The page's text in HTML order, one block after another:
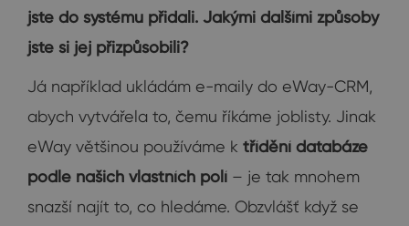
jste do systému přidali. Jakými dalšími způsoby
jste si jej přizpůsobili?
Já například ukládám e-maily do eWay-CRM,
abych vytvářela to, čemu říkáme joblisty. Jinak
eWay většinou používáme k třídění databáze
podle našich vlastních polí – je tak mnohem
snazší najít to, co hledáme. Obzvlášť když se